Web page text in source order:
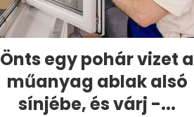
Önts egy pohár vizet a
műanyag ablak alsó
sínjébe, és várj -...